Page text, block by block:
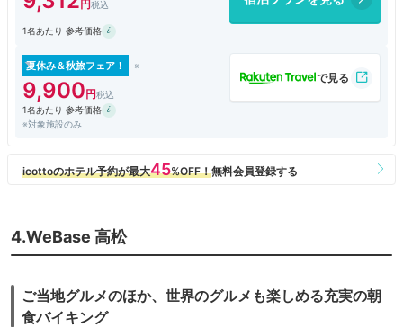
1名あたり 参考価格
夏休み＆秋旅フェア！
9,900
1名あたり 参考価格
※対象施設のみ
4.WeBase 高松
ご当地グルメのほか、世界のグルメも楽しめる充実の朝
食バイキング